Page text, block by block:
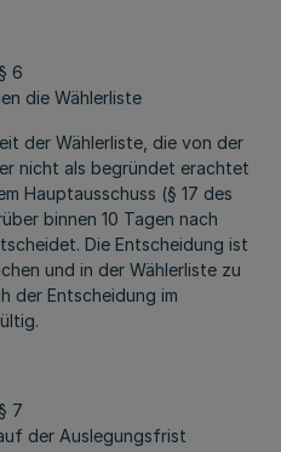
§ 6
die Wählerliste
der Wählerliste, die von der
nicht als begründet erachtet
Hauptausschuss (§ 17 des
binnen 10 Tagen nach
Die Entscheidung ist
und in der Wählerliste zu
der Entscheidung im
§ 7
der Auslegungsfrist